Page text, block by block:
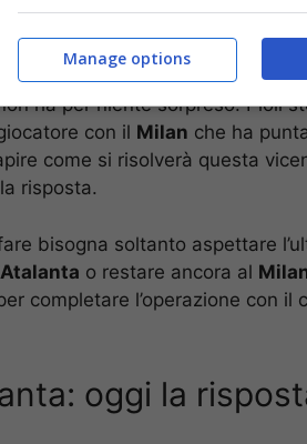
non si è sentito di rifiutare
ha per niente sorpreso. Pioli
con il Milan che ha
come si risolverà questa
risposta.
bisogna soltanto aspettare
Atalanta o restare ancora al
completare l’operazione con il
oggi la
Manage options